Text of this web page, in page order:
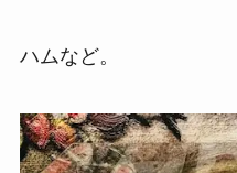
ハムなど。